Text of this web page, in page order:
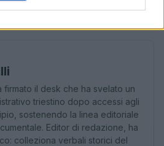
firmato il desk che ha svelato un
triestino dopo accessi agli
sostenendo la linea editoriale
Editor di redazione, ha
colleziona verbali storici del